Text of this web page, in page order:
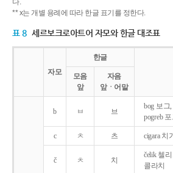
다.
** x는 개별 용례에 따라 한글 표기를 정한다.
표 8 세르보크로아트어 자모와 한글 대조표
자모
한글
모음
앞
자음
앞ㆍ어말
b ㅂ 브
bog 보그
pogreb
c ㅊ 츠 cigara 치
č ㅊ 치
čelik 첼
콜라치